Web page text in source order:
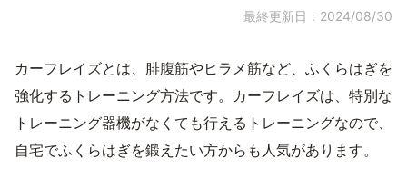
最終更新日：2024/08/30
カーフレイズとは、腓腹筋やヒラメ筋など、ふくらはぎを
強化するトレーニング方法です。カーフレイズは、特別な
トレーニング器機がなくても行えるトレーニングなので、
自宅でふくらはぎを鍛えたい方からも人気があります。